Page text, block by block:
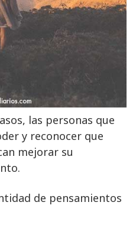
las personas que
y reconocer que
mejorar su
de pensamientos